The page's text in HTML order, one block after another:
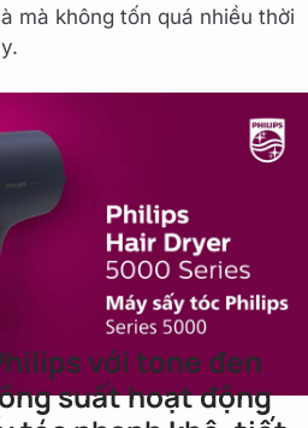
mà không tốn quá nhiều thời
với tone đen
suất hoạt động